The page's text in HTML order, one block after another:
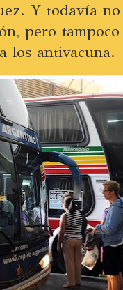
Y todavía
pero
los antivacuna.